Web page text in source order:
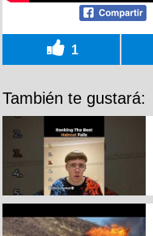
1
También te gustará: